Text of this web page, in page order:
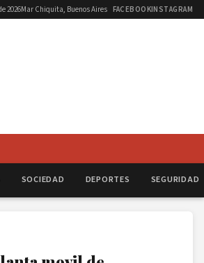
2026Mar Chiquita, Buenos Aires FACEBOOKINSTAGRAM
SOCIEDAD DEPORTES SEGURIDAD